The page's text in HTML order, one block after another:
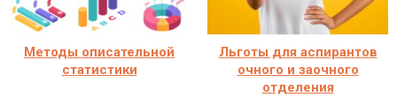
Методы описательной
статистики
Льготы для аспирантов
очного и заочного
отделения